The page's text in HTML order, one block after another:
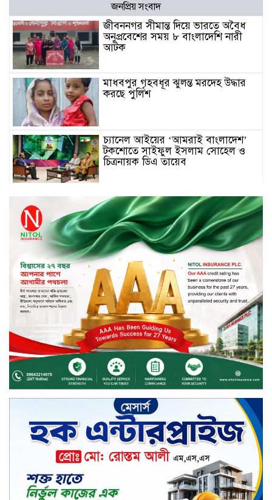
জনপ্রিয় সংবাদ
জীবননগর সীমান্ত দিয়ে ভারতে অবৈধ
অনুপ্রবেশের সময় ৮ বাংলাদেশি নারী
আটক
মাধবপুর গৃহবধূর ঝুলন্ত মরদেহ উদ্ধার
করছে পুলিশ
চ্যানেল আইয়ের ‘আমরাই বাংলাদেশ’
টকশোতে সাইফুল ইসলাম সোহেল ও
চিত্রনায়ক ডিএ তায়েব
টাঙ্গাইলে নিহত বাস মালিকদের
পরিবারকে অনুদান ও সম্মাননা প্রদান
টাঙ্গাইলে ভাষা কর্মশালা ও পুরষ্কার
বিতরণ
সড়ক নিরাপত্তায় বিশেষ অবদান রাখায়
নিসচা বিশেষ সম্মাননা পেলেন লায়ন গনি
মিয়া বাবুল
মার্কেন্টাইল ব্যাংকের নির্বাহী কমিটির
চেয়ারম্যান হলেন আনোয়ারুল হক
সপ্তাহের শেষ কার্যদিবসে লেনদেনের
তালিকায় শীর্ষে উঠে এসেছে শার্প
ইন্ডাস্ট্রিজ
সপ্তাহের শেষ কার্যদিবসে দরপতনের
শীর্ষে সেনা ইন্স্যুরেন্স